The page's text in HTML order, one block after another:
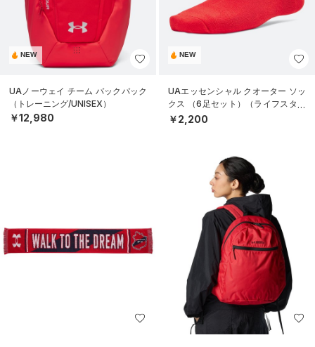
NEW
UAノーウェイ チーム バックパック
（トレーニング/UNISEX）
￥12,980
NEW
UAエッセンシャル クオーター ソッ
クス （6足セット）（ライフスタイ
ル/KIDS）
￥2,200